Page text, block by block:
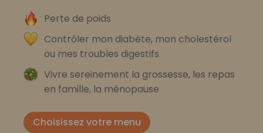
Perte de poids
Contrôler mon diabète, mon cholestérol
ou mes troubles digestifs
Vivre sereinement la grossesse, les repas
en famille, la ménopause
Choisissez votre menu